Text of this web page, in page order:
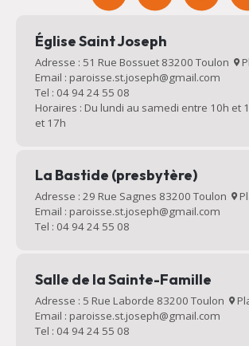
Église Saint Joseph
Adresse : 51 Rue Bossuet 83200 Toulon
Email : paroisse.st.joseph@gmail.com
Tel : 04 94 24 55 08
Horaires : Du lundi au samedi entre 10h et
et 17h
La Bastide (presbytère)
Adresse : 29 Rue Sagnes 83200 Toulon
Email : paroisse.st.joseph@gmail.com
Tel : 04 94 24 55 08
Salle de la Sainte-Famille
Adresse : 5 Rue Laborde 83200 Toulon
Email : paroisse.st.joseph@gmail.com
Tel : 04 94 24 55 08